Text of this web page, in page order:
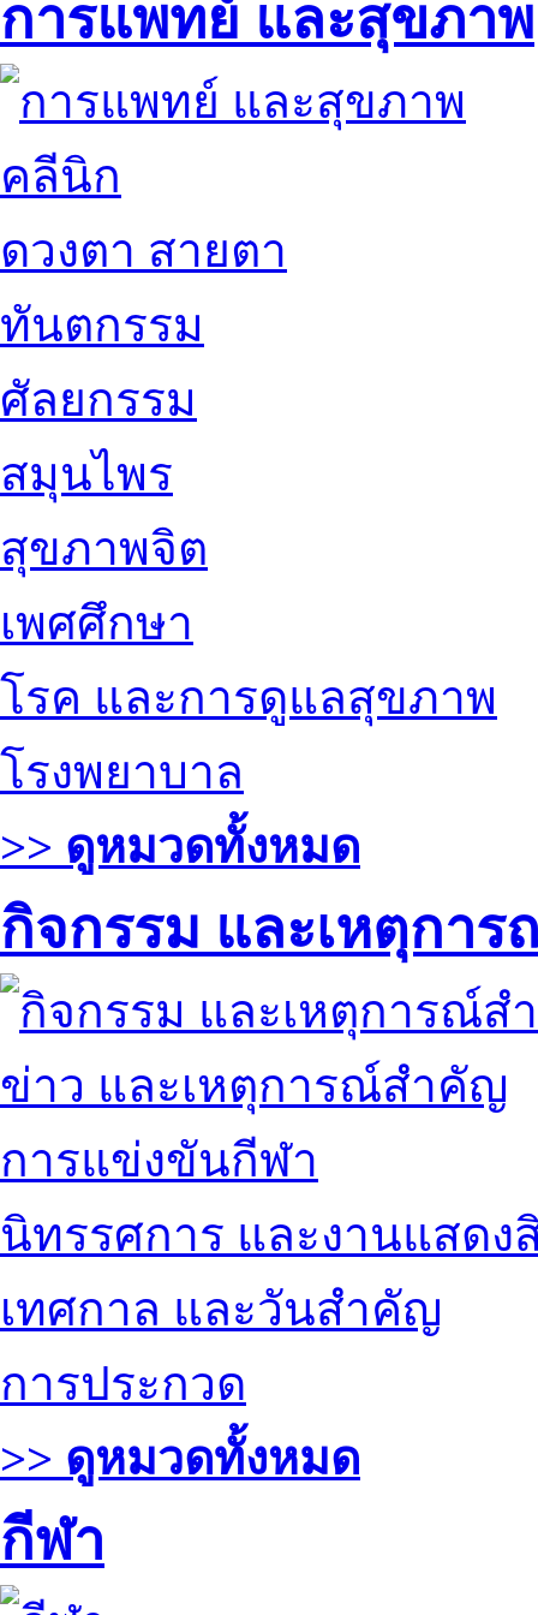
การแพทย์ และสุขภาพ
คลีนิก
ดวงตา สายตา
ทันตกรรม
ศัลยกรรม
สมุนไพร
สุขภาพจิต
เพศศึกษา
โรค และการดูแลสุขภาพ
โรงพยาบาล
>> ดูหมวดทั้งหมด
กิจกรรม และเหตุกา
ข่าว และเหตุการณ์สำคัญ
การแข่งขันกีฬา
นิทรรศการ และงานแสดง
เทศกาล และวันสำคัญ
การประกวด
>> ดูหมวดทั้งหมด
กีฬา